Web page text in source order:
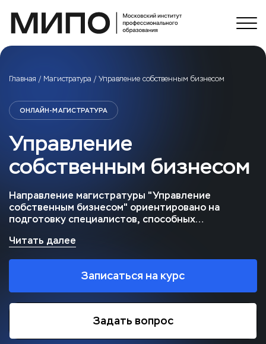
Главная / Магистратура / Управление собственным бизнесом
ОНЛАЙН-МАГИСТРАТУРА
Управление
собственным бизнесом
Направление магистратуры "Управление
собственным бизнесом" ориентировано на
подготовку специалистов, способных
предприятиями. С первого курса студенты смогут
стратегического планирования, что поможет им
успешно реализовать свои бизнес-идеи.
Преимущества онлайн обучения включают
гибкость в расписании, доступ к современным
образовательным ресурсам и возможность
общения с опытными предпринимателями и
Читать далее
Записаться на курс
Задать вопрос